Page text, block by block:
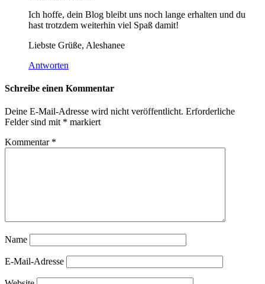
Ich hoffe, dein Blog bleibt uns noch lange erhalten und du
hast trotzdem weiterhin viel Spaß damit!
Liebste Grüße, Aleshanee
Antworten
Schreibe einen Kommentar
Deine E-Mail-Adresse wird nicht veröffentlicht. Erforderliche
Felder sind mit * markiert
Kommentar *
Name
E-Mail-Adresse